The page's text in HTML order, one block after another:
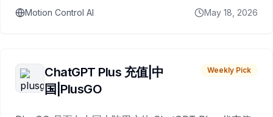
Motion Control AI May 18, 2026
ChatGPT Plus 充值|中
国|PlusGO
Weekly Pick